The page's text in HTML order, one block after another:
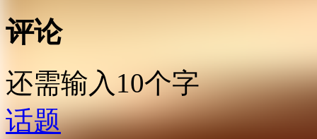
评论
还需输入10个字
话题